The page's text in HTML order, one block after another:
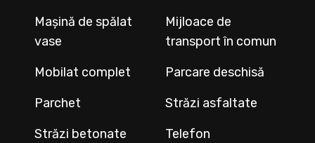
Mașină de spălat
vase
Mijloace de
transport în comun
Mobilat complet
Parcare deschisă
Parchet
Străzi asfaltate
Străzi betonate
Telefon